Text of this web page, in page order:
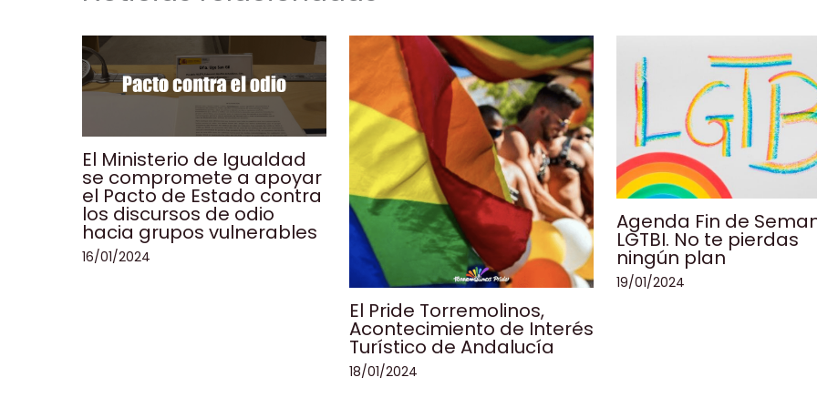
El Ministerio de Igualdad
se compromete a apoyar
el Pacto de Estado contra
los discursos de odio
hacia grupos vulnerables
16/01/2024
El Pride Torremolinos,
Acontecimiento de Interés
Turístico de Andalucía
18/01/2024
Agenda Fin de
LGTBI. No te pierdas
ningún plan
19/01/2024